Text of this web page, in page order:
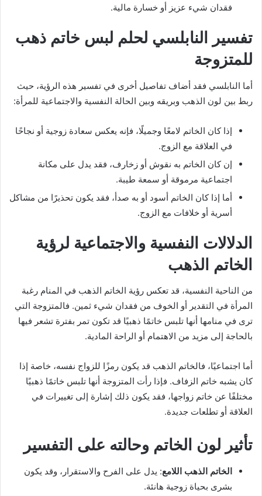
فقدان شيء عزيز أو خسارة مالية.
تفسير النابلسي لحلم لبس خاتم ذهب
للمتزوجة
أما النابلسي فقد أضاف تفاصيل أخرى في تفسير هذه الرؤية، حيث
ربط بين لون الذهب وبريقه وبين الحالة النفسية والاجتماعية للمرأة:
إذا كان الخاتم لامعًا وجميلًا، فإنه يعكس سعادة زوجية أو نجاحًا
في العلاقة مع الزوج.
إن كان الخاتم به نقوش أو زخارف، فقد يدل على مكانة
اجتماعية مرموقة أو سمعة طيبة.
أما إذا كان الخاتم أسود أو به صدأ، فقد يكون تحذيرًا من مشاكل
أسرية أو خلافات مع الزوج.
الدلالات النفسية والاجتماعية لرؤية
الخاتم الذهب
من الناحية النفسية، قد تعكس رؤية الخاتم الذهب في المنام رغبة
المرأة في التقدير أو الخوف من فقدان شيء ثمين. فالمتزوجة التي
ترى في منامها أنها تلبس خاتمًا ذهبيًا قد تكون تمر بفترة تشعر فيها
بالحاجة إلى مزيد من الاهتمام أو الراحة المادية.
أما اجتماعيًا، فالخاتم الذهب قد يكون رمزًا للزواج نفسه، خاصة إذا
كان يشبه خاتم الزفاف. فإذا رأت المتزوجة أنها تلبس خاتمًا ذهبيًا
مختلفًا عن خاتم زواجها، فقد يكون ذلك إشارة إلى تغييرات في
العلاقة أو تطلعات جديدة.
تأثير لون الخاتم وحالته على التفسير
الخاتم الذهب اللامع: يدل على الفرح والاستقرار، وقد يكون
بشرى بحياة زوجية هانئة.